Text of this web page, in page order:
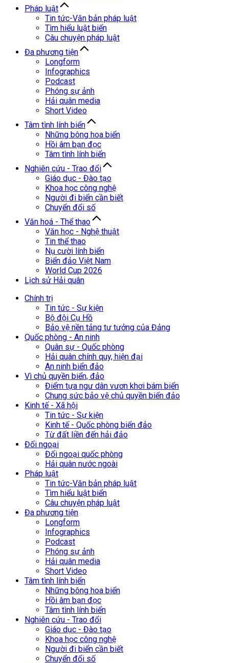
Pháp luật
Tin tức-Văn bản pháp luật
Tìm hiểu luật biển
Câu chuyện pháp luật
Đa phương tiện
Longform
Infographics
Podcast
Phóng sự ảnh
Hải quân media
Short Video
Tâm tình lính biển
Những bông hoa biển
Hồi âm bạn đọc
Tâm tình lính biển
Nghiên cứu - Trao đổi
Giáo dục - Đào tạo
Khoa học công nghệ
Người đi biển cần biết
Chuyển đổi số
Văn hoá - Thể thao
Văn học - Nghệ thuật
Tin thể thao
Nụ cười lính biển
Biển đảo Việt Nam
World Cup 2026
Lịch sử Hải quân
Chính trị
Tin tức - Sự kiện
Bộ đội Cụ Hồ
Bảo vệ nền tảng tư tưởng của Đảng
Quốc phòng - An ninh
Quân sự - Quốc phòng
Hải quân chính quy, hiện đại
An ninh biển đảo
Vì chủ quyền biển, đảo
Điểm tựa ngư dân vươn khơi bám biển
Chung sức bảo vệ chủ quyền biển đảo
Kinh tế - Xã hội
Tin tức - Sự kiện
Kinh tế - Quốc phòng biển đảo
Từ đất liền đến hải đảo
Đối ngoại
Đối ngoại quốc phòng
Hải quân nước ngoài
Pháp luật
Tin tức-Văn bản pháp luật
Tìm hiểu luật biển
Câu chuyện pháp luật
Đa phương tiện
Longform
Infographics
Podcast
Phóng sự ảnh
Hải quân media
Short Video
Tâm tình lính biển
Những bông hoa biển
Hồi âm bạn đọc
Tâm tình lính biển
Nghiên cứu - Trao đổi
Giáo dục - Đào tạo
Khoa học công nghệ
Người đi biển cần biết
Chuyển đổi số